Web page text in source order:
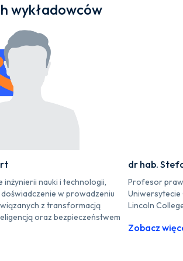
wykładowców
inżynierii nauki i technologii,
w prowadzeniu
z transformacją
oraz bezpieczeństwem
dr hab.
Profesor
Lincoln
Zobacz